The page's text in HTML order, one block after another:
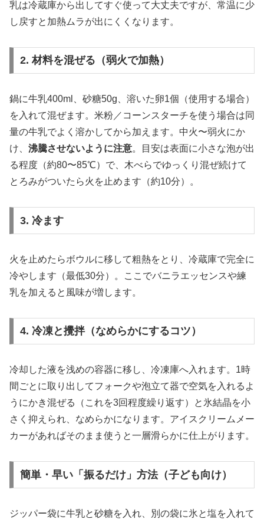
乳は冷蔵庫から出してすぐ使って大丈夫ですが、常温に少
し戻すと加熱ムラが出にくくなります。
2. 材料を混ぜる（弱火で加熱）
鍋に牛乳400ml、砂糖50g、溶いた卵1個（使用する場合）
を入れて混ぜます。米粉／コーンスターチを使う場合は同
量の牛乳でよく溶かしてから加えます。中火〜弱火にか
け、 沸騰させないように注意。目安は表面に小さな泡が出
る程度（約80〜85℃）で、木べらでゆっくり混ぜ続けて
とろみがついたら火を止めます（約10分）。
3. 冷ます
火を止めたらボウルに移して粗熱をとり、冷蔵庫で完全に
冷やします（最低30分）。ここでバニラエッセンスや練
乳を加えると風味が増します。
4. 冷凍と攪拌（なめらかにするコツ）
冷却した液を浅めの容器に移し、冷凍庫へ入れます。1時
間ごとに取り出してフォークや泡立て器で空気を入れるよ
うにかき混ぜる（これを3回程度繰り返す）と氷結晶を小
さく抑えられ、なめらかになります。アイスクリームメー
カーがあればそのまま使うと一層滑らかに仕上がります。
簡単・早い「振るだけ」方法（子ども向け）
ジッパー袋に牛乳と砂糖を入れ、別の袋に氷と塩を入れて